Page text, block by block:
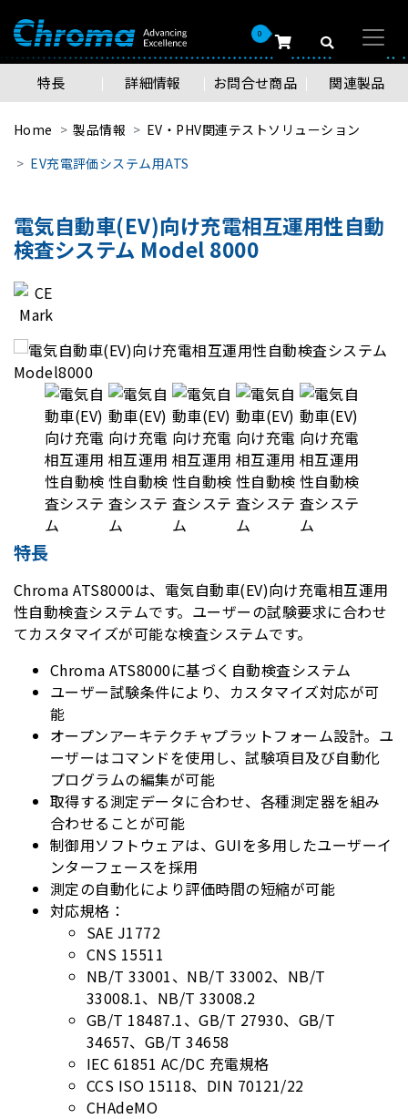
0
特長 詳細情報 お問合せ商品 関連製品
Home 製品情報
EV・PHV関連テストソリューション
EV充電評価システム用ATS
電気自動車(EV)向け充電相互運用性自動
検査システム Model 8000
特長
Chroma ATS8000は、電気自動車(EV)向け充電相互運用
性自動検査システムです。ユーザーの試験要求に合わせ
てカスタマイズが可能な検査システムです。
Chroma ATS8000に基づく自動検査システム
ユーザー試験条件により、カスタマイズ対応が可
能
オープンアーキテクチャプラットフォーム設計。ユ
ーザーはコマンドを使用し、試験項目及び自動化
プログラムの編集が可能
取得する測定データに合わせ、各種測定器を組み
合わせることが可能
制御用ソフトウェアは、GUIを多用したユーザーイ
ンターフェースを採用
測定の自動化により評価時間の短縮が可能
対応規格：
SAE J1772
CNS 15511
NB/T 33001、NB/T 33002、NB/T
33008.1、NB/T 33008.2
GB/T 18487.1、GB/T 27930、GB/T
34657、GB/T 34658
IEC 61851 AC/DC 充電規格
CCS ISO 15118、DIN 70121/22
CHAdeMO